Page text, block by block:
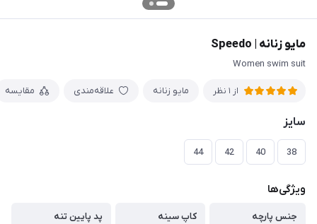
مایو زنانه | Speedo
Women swim suit
از 1 نظر مایو زنانه علاقه‌مندی مقایسه
سایز
38
40
42
44
ویژگی‌ها
جنس پارچه
کاپ سینه
پد پایین تنه